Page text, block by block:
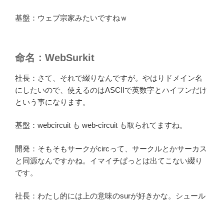
基盤：ウェブ宗家みたいですねｗ
命名：WebSurkit
社長：さて、それで綴りなんですが。やはりドメイン名
にしたいので、使えるのはASCIIで英数字とハイフンだけ
という事になります。
基盤：webcircuit も web-circuit も取られてますね。
開発：そもそもサークがcircって、サークルとかサーカス
と同源なんですかね。イマイチぱっとは出てこない綴り
です。
社長：わたし的には上の意味のsurが好きかな。シュール